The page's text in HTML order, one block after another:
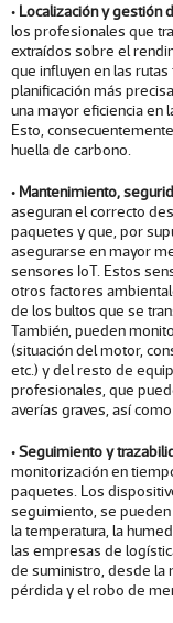
• Localización y gestión
los profesionales que
extraídos sobre el
que influyen en las
planificación más
una mayor eficiencia en
Esto,
huella de carbono.
• Mantenimiento,
aseguran el correcto
paquetes y que, por
asegurarse en mayor
sensores IoT. Estos
otros factores
de los bultos que se
También, pueden
(situación del motor,
etc.) y del resto de
profesionales, que
averías graves, así
•Seguimiento y
monitorización en
paquetes. Los
seguimiento, se pueden
la temperatura, la
las empresas de
de suministro, desde la
pérdida y el robo de